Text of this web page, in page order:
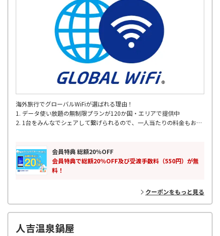
海外旅行でグローバルWiFiが選ばれる理由！
1. データ使い放題の無制限プランが120か国・エリアで提供中
2. 1台をみんなでシェアして繋げられるので、一人当たりの料金もお得
5. 海外200以上の国･地域対応
6. 24時間365日 WiFiサポート
会員特典 総額20％OFF
会員特典で総額20％OFF及び受渡手数料（550円）が無
料！
クーポンをもっと見る
人吉温泉鍋屋